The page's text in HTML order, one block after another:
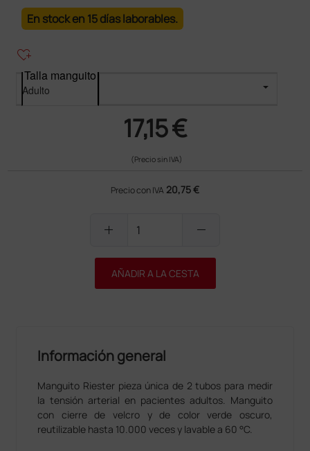
En stock en 15 días laborables.
heart_plus
Talla manguito
17,15 €
(Precio sin IVA)
Precio con IVA 20,75 €
add remove
AÑADIR A LA CESTA
Información general
Manguito Riester pieza única de 2 tubos para medir
la tensión arterial en pacientes adultos. Manguito
con cierre de velcro y de color verde oscuro,
reutilizable hasta 10.000 veces y lavable a 60 °C.